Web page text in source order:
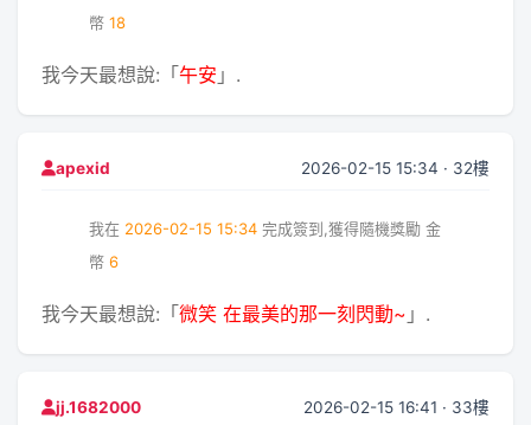
幣 18
我今天最想說:「午安 」.
apexid 2026-02-15 15:34 · 32樓
我在 2026-02-15 15:34 完成簽到,獲得隨機獎勵 金
幣 6
我今天最想說:「微笑 在最美的那一刻閃動~ 」.
jj.1682000 2026-02-15 16:41 · 33樓